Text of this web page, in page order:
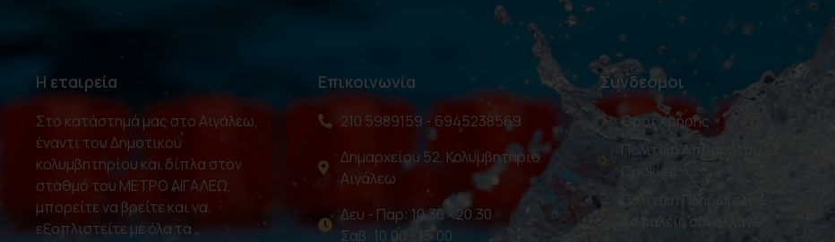
Η εταιρεία
Στο κατάστημά μας στο Αιγάλεω,
έναντι του Δημοτικού
κολυμβητηρίου και δίπλα στον
σταθμό του ΜΕΤΡΟ ΑΙΓΑΛΕΩ,
μπορείτε να βρείτε και να
εξοπλιστείτε με όλα τα
Επικοινωνία
210 5989159 - 6945238569
Δημαρχείου 52, Κολυμβητήριο
Αιγάλεω
Δευ - Παρ: 10.30 - 20.30
Σαβ: 10.00 - 15.00
Σύνδεσμοι
Όροι Χρήσης
Πολιτική Απορρήτου –
Cookies
Πολιτική Πληρωμών –
Ασφαλείς συναλλαγές